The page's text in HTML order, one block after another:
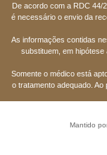
De acordo com a RDC 44/
é necessário o envio da
As informações contidas
substituem, em
Somente o médico está
o tratamento adequado.
Mantido